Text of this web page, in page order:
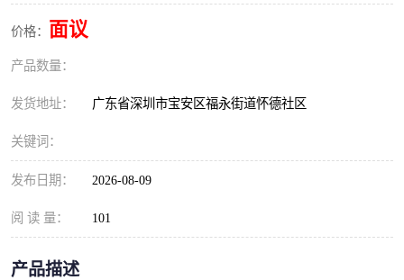
价格： 面议
产品数量：
发货地址： 广东省深圳市宝安区福永街道怀德社区
关键词：
发布日期： 2026-08-09
阅 读 量： 101
产品描述